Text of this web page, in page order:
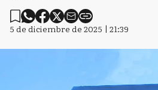
5 de diciembre de 2025 | 21:39